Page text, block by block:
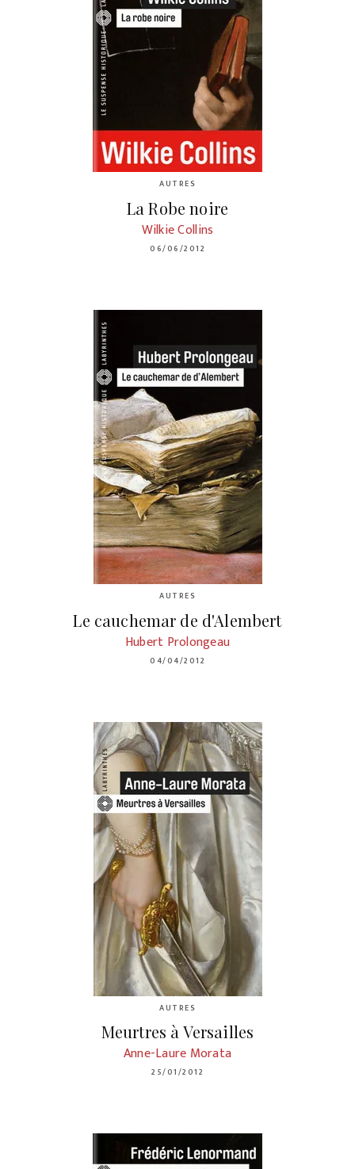
AUTRES
La Robe noire
Wilkie Collins
06/06/2012
AUTRES
Le cauchemar de d'Alembert
Hubert Prolongeau
04/04/2012
AUTRES
Meurtres à Versailles
Anne-Laure Morata
25/01/2012